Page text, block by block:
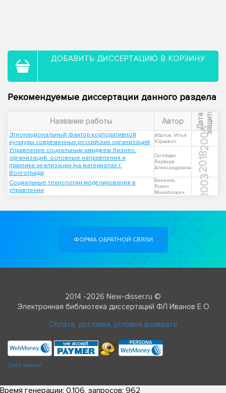
ДОБАВИТЬ ДИССЕРТАЦИЮ В КОРЗИНУ
Рекомендуемые диссертации данного раздела
Название работы Автор Д
а
т
а
з
а
щ
и
ты
Этнонациональный фактор корпоративной
культуры современных российских организаций
Абалов, Илья
Юрьевич
2006
Управление социальным имиджем бизнес-
организаций: основные направления и
практика реализации (на материалах г.
Волгограда)
Сагайдак
Варвара
Александровна
2018
Социальные технологии моделирования в
управлении
Биканов,
Роман
Михайлович
2003
ФОРМА ОБРАТНОЙ СВЯЗИ
2014 -2026 New-disser.ru ©
Электронная библиотека диссертаций ФЛ Иванов Е О
Оплата, доставка, условия возврата
Check passport
Время генерации: 0.106, запросов: 962